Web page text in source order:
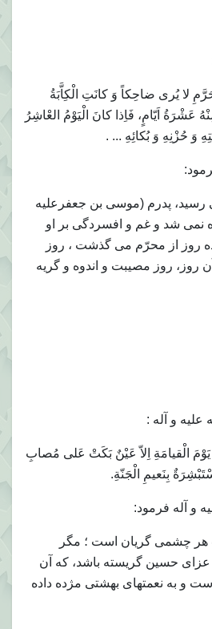
لا يُرى ضاحِكاً وَ كانَتِ الْكِاَّبَةُ
اَيّامٍ، فَاِذا كانَ الْيَوْمُ العْاشِرُ
وَ حُزْنِهِ وَ بُكائِهِ ... .
رسيد، پدرم (موسى بن جعفرعليه
نمى شد و غم و افسردگى بر او
روز از محرّم مى گذشت ، روز
روز مصيبت و اندوه و گريه
عليه و آله :
الْقيامَةِ اِلاّ عَيْنٌ بَكَتْ عَلى مُصابِ
بِنَعيمِ الْجَنّةِ.
و آله فرمود:
هر چشمى گريان است ؛ مگر
حسين گريسته باشد، كه آن
و به نعمتهاى بهشتى مژده داده